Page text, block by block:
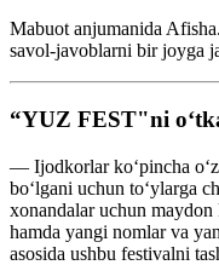
Mabuot anjumanida
savol-javoblarni bir joyga
“YUZ FEST"ni
— Ijodkorlar ko‘pincha
bo‘lgani uchun to‘ylarga
xonandalar uchun
hamda yangi nomlar va
asosida ushbu festivalni